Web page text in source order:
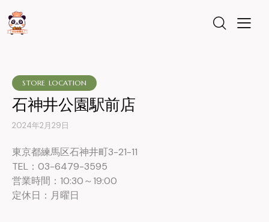
STORE LOCATION
石神井公園駅前店
2024年2月29日
東京都練馬区石神井町3-21-11
TEL：03-6479-3595
営業時間：10:30～19:00
定休日：月曜日